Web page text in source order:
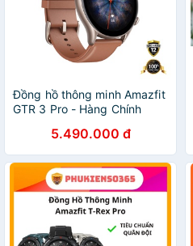
Đồng hồ thông minh Amazfit
GTR 3 Pro - Hàng Chính
5.490.000 đ